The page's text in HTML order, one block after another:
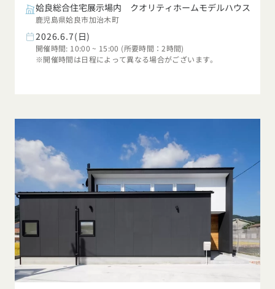
姶良総合住宅展示場内 クオリティホームモデルハウス
鹿児島県姶良市加治木町
2026.6.7(日)
開催時間: 10:00 ~ 15:00 (所要時間：2時間)
※開催時間は日程によって異なる場合がございます。